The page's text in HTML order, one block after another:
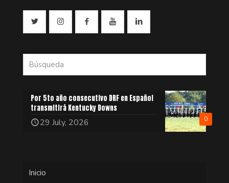
0
Por 5to año consecutivo DRF en Español
transmitirá Kentucky Downs
29 July, 2026
Inicio